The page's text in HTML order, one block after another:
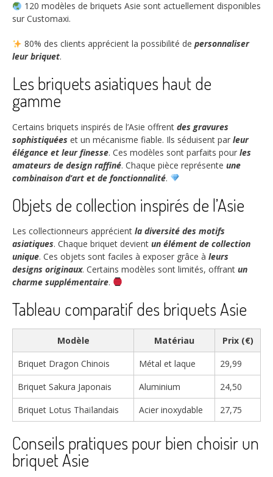
120 modèles de briquets Asie sont actuellement disponibles
sur Customaxi.
80% des clients apprécient la possibilité de personnaliser
leur briquet.
Les briquets asiatiques haut de
gamme
Certains briquets inspirés de l’Asie offrent des gravures
sophistiquées et un mécanisme fiable. Ils séduisent par leur
élégance et leur finesse. Ces modèles sont parfaits pour les
amateurs de design raffiné. Chaque pièce représente une
combinaison d’art et de fonctionnalité.
Objets de collection inspirés de l’Asie
Les collectionneurs apprécient la diversité des motifs
asiatiques. Chaque briquet devient un élément de collection
unique. Ces objets sont faciles à exposer grâce à leurs
designs originaux. Certains modèles sont limités, offrant un
charme supplémentaire.
Tableau comparatif des briquets Asie
Modèle Matériau
Prix (€)
Briquet Dragon Chinois
Métal et laque
29,99
Briquet Sakura Japonais
Aluminium
24,50
Briquet Lotus Thaïlandais
Acier inoxydable 27,75
Conseils pratiques pour bien choisir un
briquet Asie